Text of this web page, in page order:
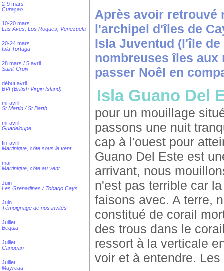
2-9 mars
Curaçao
10-20 mars
Las Aves, Los Roques, Venezuela
20-24 mars
Isla Tortuga
28 mars / 5 avril
Saint-Croix
début avril
BVI (British Virgin Island)
mi-avril
St Martin / St Barth
mi-avril
Guadeloupe
fin-avril
Martinique, côte sous le vent
mai
Martinique, côte au vent
Juin
Les Grenadines / Tobago Cays
Juin
Témoignage de nos invités
Juillet
Bequia
Juillet
Canouan
Juillet
Mayreau
Après avoir retrouvé
l'archipel d'îles de
Isla Juventud (l'île
nombreuses îles
passer Noêl en
Isla Guano Del
pour un mouillage
passons une nuit
cap à l'ouest pour
Guano Del Este est
arrivant, nous
n'est pas terrible car
faisons avec. A terre,
constitué de corail
des trous dans le
ressort à la verticale
voir et à entendre.